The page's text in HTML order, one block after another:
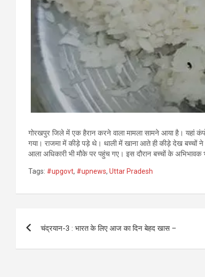
गोरखपुर जिले में एक हैरान करने वाला मामला सामने आया है। यहां
गया। राजमा में कीड़े पड़े थे। थाली में खाना आते ही कीड़े देख बच्चों
आला अधिकारी भी मौके पर पहुंच गए। इस दौरान बच्चों के
Tags: #upgovt, #upnews, Uttar Pradesh
navigation
चंद्रयान-3 : भारत के लिए आज का दिन बेहद खास –